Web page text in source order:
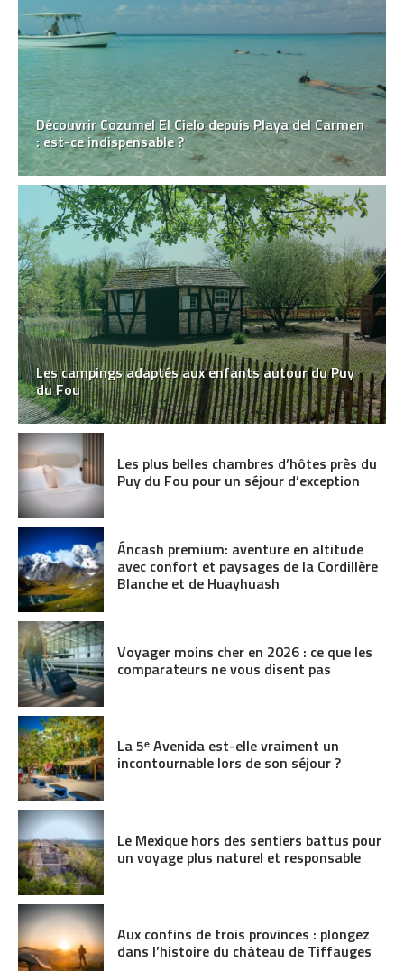
Découvrir Cozumel El Cielo depuis Playa del Carmen
: est-ce indispensable ?
Les campings adaptés aux enfants autour du Puy
du Fou
Les plus belles chambres d’hôtes près du
Puy du Fou pour un séjour d’exception
Áncash premium: aventure en altitude
avec confort et paysages de la Cordillère
Blanche et de Huayhuash
Voyager moins cher en 2026 : ce que les
comparateurs ne vous disent pas
La 5ᵉ Avenida est-elle vraiment un
incontournable lors de son séjour ?
Le Mexique hors des sentiers battus pour
un voyage plus naturel et responsable
Aux confins de trois provinces : plongez
dans l’histoire du château de Tiffauges